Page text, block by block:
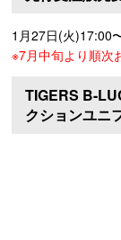
1月27日(火)17:00
※7月中旬より順次
TIGERS B-
クションユニ